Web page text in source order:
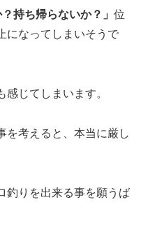
持ち帰らないか？」 位
になってしまいそうで
じてしまいます。
を考えると、本当に厳し
釣りを出来る事を願うば